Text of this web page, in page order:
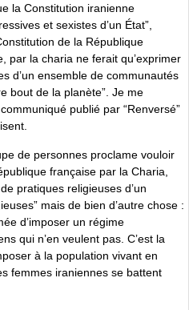
la Constitution iranienne
et sexistes dʼun État”,
de la République
par la charia ne ferait quʼexprimer
dʼun ensemble de communautés
bout de la planète”. Je me
publié par “Renversé”
de personnes proclame vouloir
française par la Charia,
pratiques religieuses dʼun
mais de bien dʼautre chose :
dʼimposer un régime
qui nʼen veulent pas. Cʼest la
à la population vivant en
femmes iraniennes se battent